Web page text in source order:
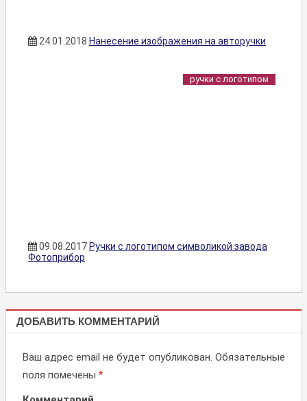
24.01.2018 Нанесение изображения на авторучки
ручки с логотипом
09.08.2017 Ручки с логотипом символикой завода
Фотоприбор
РУЧКИ С
ЛОГОТИПОМ
ДОБАВИТЬ КОММЕНТАРИЙ
Ваш адрес email не будет опубликован. Обязательные
поля помечены *